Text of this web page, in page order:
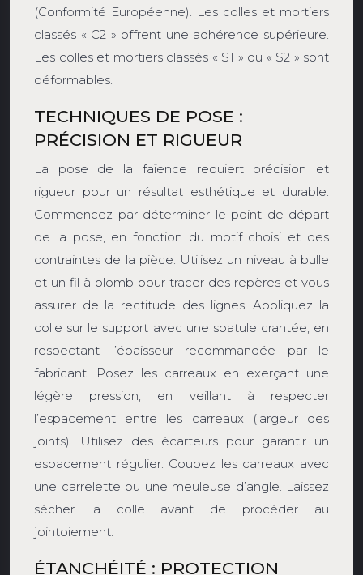
(Conformité Européenne). Les colles et mortiers
classés « C2 » offrent une adhérence supérieure.
Les colles et mortiers classés « S1 » ou « S2 » sont
déformables.
TECHNIQUES DE POSE :
PRÉCISION ET RIGUEUR
La pose de la faïence requiert précision et
rigueur pour un résultat esthétique et durable.
Commencez par déterminer le point de départ
de la pose, en fonction du motif choisi et des
contraintes de la pièce. Utilisez un niveau à bulle
et un fil à plomb pour tracer des repères et vous
assurer de la rectitude des lignes. Appliquez la
colle sur le support avec une spatule crantée, en
respectant l’épaisseur recommandée par le
fabricant. Posez les carreaux en exerçant une
légère pression, en veillant à respecter
l’espacement entre les carreaux (largeur des
joints). Utilisez des écarteurs pour garantir un
espacement régulier. Coupez les carreaux avec
une carrelette ou une meuleuse d’angle. Laissez
sécher la colle avant de procéder au
jointoiement.
ÉTANCHÉITÉ : PROTECTION